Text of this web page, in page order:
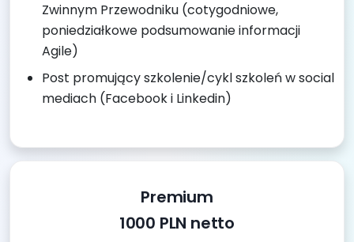
Zwinnym Przewodniku (cotygodniowe,
poniedziałkowe podsumowanie informacji
Agile)
Post promujący szkolenie/cykl szkoleń w social
mediach (Facebook i Linkedin)
Premium
1000 PLN netto